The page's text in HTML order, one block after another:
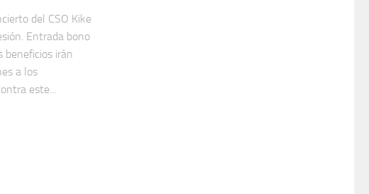
del CSO Kike
Entrada bono
beneficios irán
a los
este...